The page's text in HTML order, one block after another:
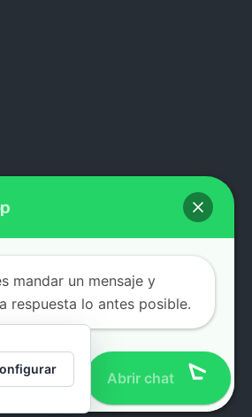
mandar un mensaje y
respuesta lo antes posible.
Abrir chat